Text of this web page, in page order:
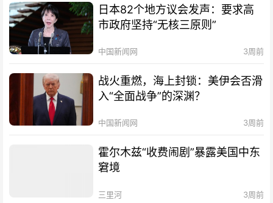
日本82个地方议会发声：要求高
市政府坚持“无核三原则”
中国新闻网 3周前
战火重燃，海上封锁：美伊会否滑
入“全面战争”的深渊？
中国新闻网 3周前
霍尔木兹“收费闹剧”暴露美国中东
窘境
三里河 3周前